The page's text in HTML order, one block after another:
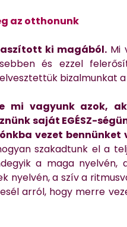
az otthonunk
ki magából. Mi
és ezzel
bizalmunkat
mi vagyunk azok,
saját EGÉSZ-
vezet bennünket
szakadtunk el a
a maga nyelvén,
nyelvén, a szív a
arról, hogy merre